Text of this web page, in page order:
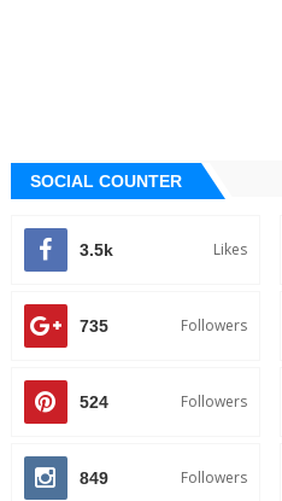
SOCIAL COUNTER
3.5k Likes
735 Followers
524 Followers
849 Followers